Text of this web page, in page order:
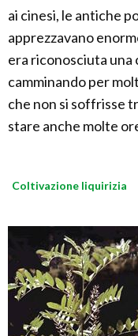
ai cinesi, le antiche
apprezzavano
era riconosciuta
camminando per
che non si soffrisse
stare anche molte
Coltivazione liquirizia